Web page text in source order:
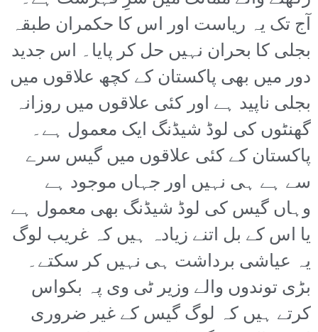
آج تک یہ ریاست اور اس کا حکمران طبقہ
بجلی کا بحران نہیں حل کر پایا۔ اس جدید
دور میں بھی پاکستان کے کچھ علاقوں میں
بجلی ناپید ہے اور کئی علاقوں میں روزانہ
گھنٹوں کی لوڈ شیڈنگ ایک معمول ہے۔
پاکستان کے کئی علاقوں میں گیس سرے
سے ہے ہی نہیں اور جہاں موجود ہے
وہاں گیس کی لوڈ شیڈنگ بھی معمول ہے
یا اس کے بل اتنے زیادہ ہیں کہ غریب لوگ
یہ عیاشی برداشت ہی نہیں کر سکتے۔
بڑی توندوں والے وزیر ٹی وی پہ بکواس
کرتے ہیں کہ لوگ گیس کے غیر ضروری